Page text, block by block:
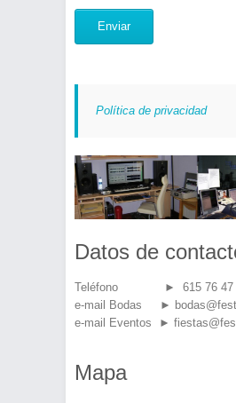
Política de privacidad
Datos de
Teléfono ► 615 76 47
e-mail Bodas ►
e-mail Eventos ►
Mapa